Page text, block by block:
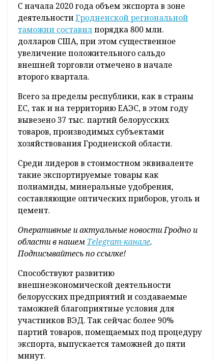
С начала 2020 года объем экспорта в зоне
деятельностиГродненской региональной
таможни составилпорядка 800 млн.
долларов США, при этом существенное
увеличение положительного сальдо
внешней торговли отмечено в начале
второго квартала.
Всего за пределы республики, как в страны
ЕС, так и на территорию ЕАЭС, в этом году
вывезено 37 тыс. партий белорусских
товаров, производимых субъектами
хозяйствования Гродненской области.
Среди лидеров в стоимостном эквиваленте
такие экспортируемые товары как
полиамиды, минеральные удобрения,
составляющие оптических приборов, уголь и
цемент.
Оперативные и актуальные новости Гродно и
области в нашем Telegram-канале.
Подписывайтесь по ссылке!
Способствуют развитию
внешнеэкономической деятельности
белорусских предприятий и создаваемые
таможней благоприятные условия для
участников ВЭД. Так сейчас более 90%
партий товаров, помещаемых под процедуру
экспорта, выпускается таможней до пяти
минут.